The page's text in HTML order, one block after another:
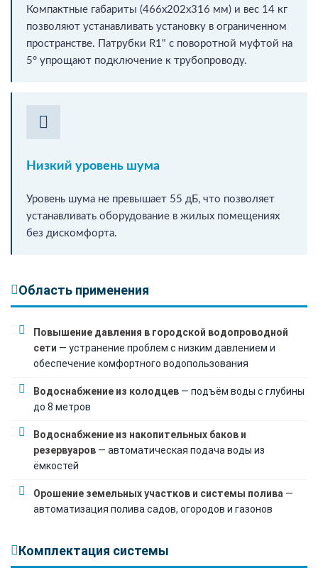
Компактные габариты (466х202х316 мм) и вес 14 кг
позволяют устанавливать установку в ограниченном
пространстве. Патрубки R1" с поворотной муфтой на
5° упрощают подключение к трубопроводу.
Низкий уровень шума
Уровень шума не превышает 55 дБ, что позволяет
устанавливать оборудование в жилых помещениях
без дискомфорта.
Область применения
Повышение давления в городской водопроводной
сети — устранение проблем с низким давлением и
обеспечение комфортного водопользования
Водоснабжение из колодцев — подъём воды с глубины
до 8 метров
Водоснабжение из накопительных баков и
резервуаров — автоматическая подача воды из
ёмкостей
Орошение земельных участков и системы полива —
автоматизация полива садов, огородов и газонов
Комплектация системы